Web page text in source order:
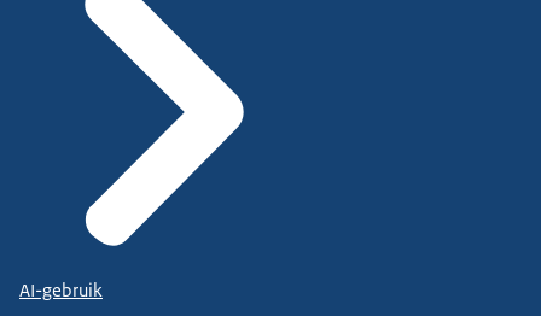
AI-gebruik